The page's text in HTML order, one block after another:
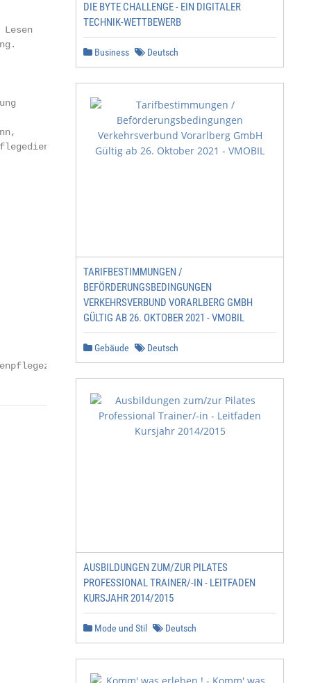
Lesen
Wesseling   3
DIE BYTE CHALLENGE - EIN DIGITALER
TECHNIK-WETTBEWERB
Business Deutsch
TARIFBESTIMMUNGEN /
BEFÖRDERUNGSBEDINGUNGEN
VERKEHRSVERBUND VORARLBERG GMBH
GÜLTIG AB 26. OKTOBER 2021 - VMOBIL
Gebäude Deutsch
AUSBILDUNGEN ZUM/ZUR PILATES
PROFESSIONAL TRAINER/-IN - LEITFADEN
KURSJAHR 2014/2015
Mode und Stil Deutsch